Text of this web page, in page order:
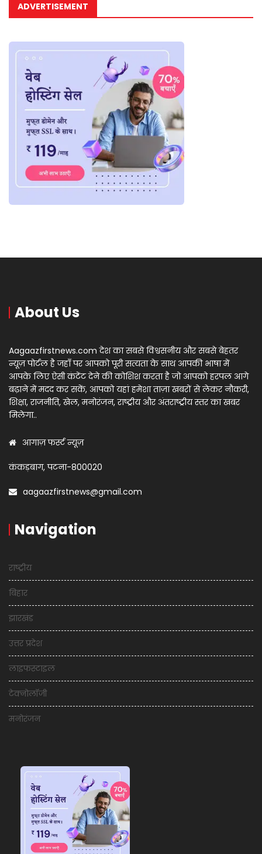
ADVERTISEMENT
About Us
Aagaazfirstnews.com देश का सबसे विश्वसनीय और सबसे बेहतर
न्यूज़ पोर्टल है जहाँ पर आपको पूरी सत्यता के साथ आपकी भाषा में
आपके लिए ऐसी कंटेंट देने की कोशिश करता है जो आपको हरपल आगे
बढ़ाने में मदद कर सकें, आपको यहां हमेशा ताज़ा खबरों से लेकर नौकरी,
शिक्षा, राजनीति, खेल, मनोरंजन, राष्ट्रीय और अंतराष्ट्रीय स्तर का खबर
मिलेगा..
आगाज़ फर्स्ट न्यूज़
कंकड़बाग, पटना-800020
aagaazfirstnews@gmail.com
Navigation
राष्ट्रीय
बिहार
झारखंड
उत्तर प्रदेश
लाइफस्टाइल
टेक्नोलॉजी
मनोरंजन